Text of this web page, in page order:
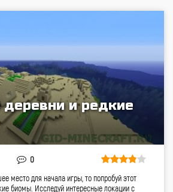
и редкие
0
место для начала игры, то попробуй этот
биомы. Исследуй интересные локации с